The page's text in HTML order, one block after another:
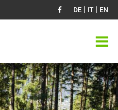
DE | IT | EN